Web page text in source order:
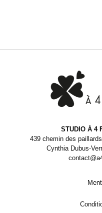
STUDIO À 4
439 chemin des
Cynthia Dubus-